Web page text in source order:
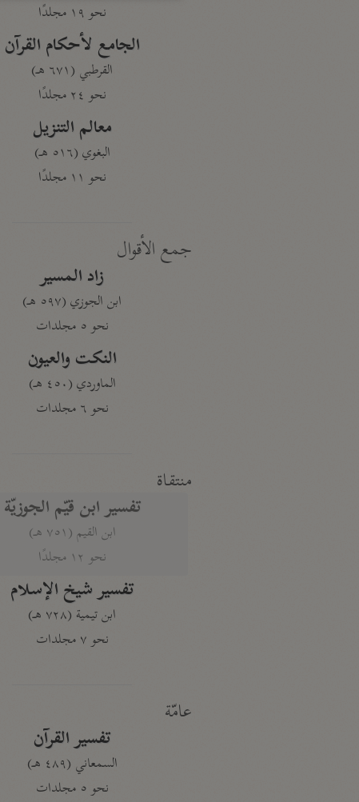
نحو ١٩ مجلدًا
الجامع لأحكام القرآن
القرطبي (٦٧١ هـ)
نحو ٢٤ مجلدًا
معالم التنزيل
البغوي (٥١٦ هـ)
نحو ١١ مجلدًا
جمع الأقوال
زاد المسير
ابن الجوزي (٥٩٧ هـ)
نحو ٥ مجلدات
النكت والعيون
الماوردي (٤٥٠ هـ)
نحو ٦ مجلدات
منتقاة
تفسير ابن قيّم الجوزيّة
ابن القيم (٧٥١ هـ)
نحو ١٢ مجلدًا
تفسير شيخ الإسلام
ابن تيمية (٧٢٨ هـ)
نحو ٧ مجلدات
عامّة
تفسير القرآن
السمعاني (٤٨٩ هـ)
نحو ٥ مجلدات